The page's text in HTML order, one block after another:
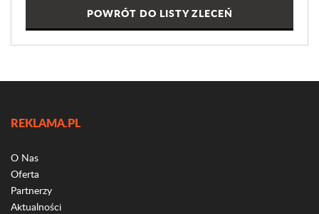
POWRÓT DO LISTY ZLECEŃ
REKLAMA.PL
O Nas
Oferta
Partnerzy
Aktualności